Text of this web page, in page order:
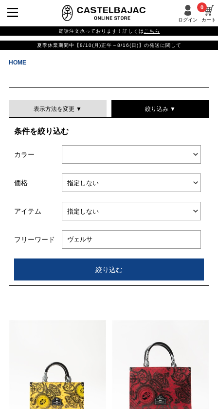
ログイン カート
0
電話注文承っております！詳しくは こちら
夏季休業期間中【8/10(月)正午～8/16(日)】の発送に関して
HOME
表示方法を変更 ▼
並び替える
絞り込み ▼
条件を絞り込む
カラー
価格
アイテム
フリーワード
絞り込む